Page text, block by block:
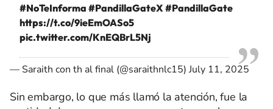
#NoTeInforma #PandillaGateX#PandillaGate
https://t.co/9ieEmOASo5
pic.twitter.com/KnEQBrL5Nj
— Saraith con th al final (@saraithnlc15)July 11, 2025
Sin embargo, lo que más llamó la atención, fue la